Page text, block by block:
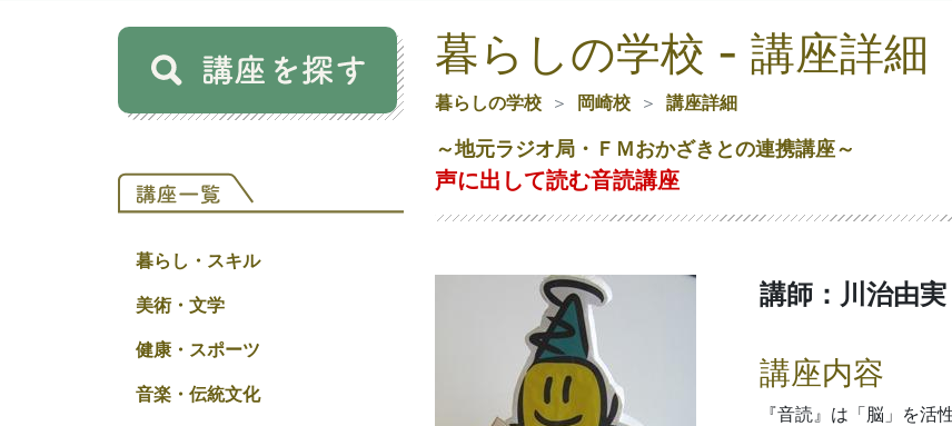
暮らし・スキル
美術・文学
健康・スポーツ
音楽・伝統文化
暮らしの学校 - 講座詳細
暮らしの学校 岡崎校 講座詳細
～地元ラジオ局・ＦＭおかざきとの連携講座～
声に出して読む音読講座
講師：川治由実
講座内容
『音読』は「脳」を活